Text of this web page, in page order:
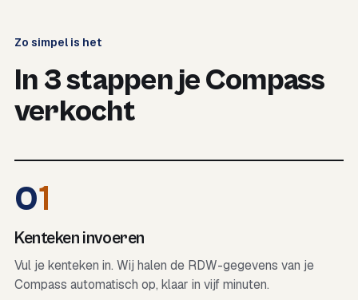
Zo simpel is het
In 3 stappen je Compass
verkocht
01
Kenteken invoeren
Vul je kenteken in. Wij halen de RDW-gegevens van je
Compass automatisch op, klaar in vijf minuten.